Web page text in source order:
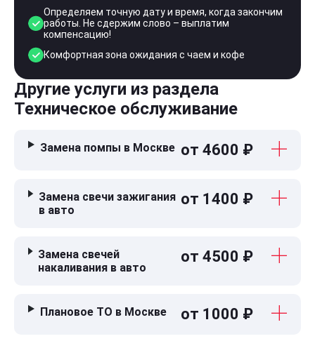
Определяем точную дату и время, когда закончим
работы. Не сдержим слово – выплатим
компенсацию!
Комфортная зона ожидания с чаем и кофе
Другие услуги из раздела
Техническое обслуживание
Замена помпы в Москве от 4600 ₽
Замена свечи зажигания
в авто
от 1400 ₽
Замена свечей
накаливания в авто
от 4500 ₽
Плановое ТО в Москве от 1000 ₽